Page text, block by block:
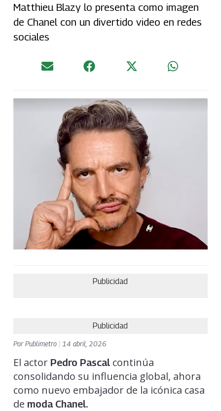
Matthieu Blazy lo presenta como imagen
de Chanel con un divertido video en redes
sociales
Publicidad
Publicidad
PorPublimetro 14 abril, 2026
El actor Pedro Pascalcontinúa
consolidando su influencia global, ahora
como nuevo embajador de la icónica casa
de moda Chanel.